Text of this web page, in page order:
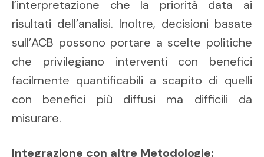
l’interpretazione che la priorità data ai
risultati dell’analisi. Inoltre, decisioni basate
sull’ACB possono portare a scelte politiche
che privilegiano interventi con benefici
facilmente quantificabili a scapito di quelli
con benefici più diffusi ma difficili da
misurare.
Integrazione con altre Metodologie: